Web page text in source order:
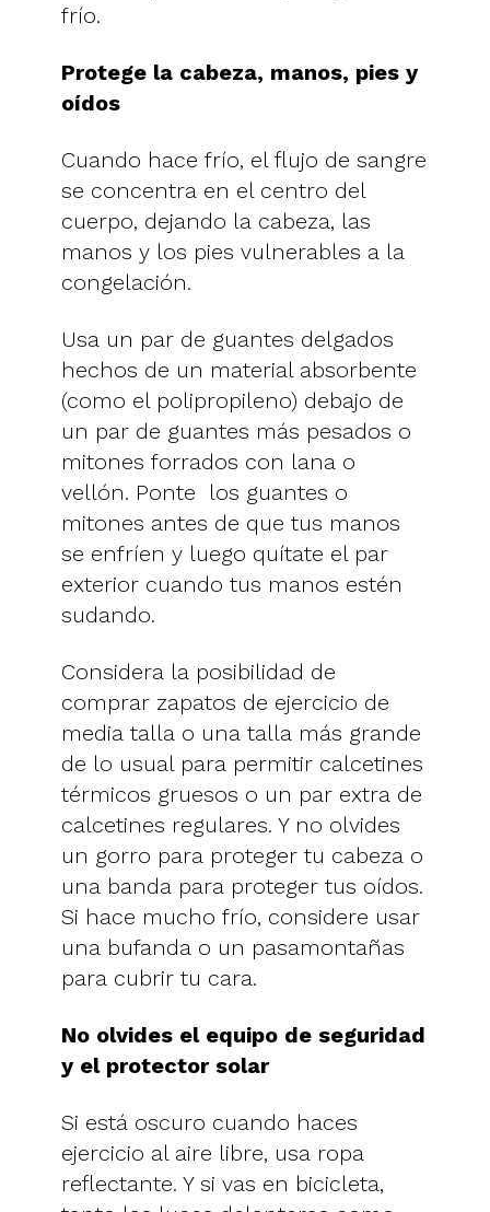
frío.
Protege la cabeza, manos, pies y
oídos
Cuando hace frío, el flujo de sangre
se concentra en el centro del
cuerpo, dejando la cabeza, las
manos y los pies vulnerables a la
congelación.
Usa un par de guantes delgados
hechos de un material absorbente
(como el polipropileno) debajo de
un par de guantes más pesados o
mitones forrados con lana o
vellón. Ponte los guantes o
mitones antes de que tus manos
se enfríen y luego quítate el par
exterior cuando tus manos estén
sudando.
Considera la posibilidad de
comprar zapatos de ejercicio de
media talla o una talla más grande
de lo usual para permitir calcetines
térmicos gruesos o un par extra de
calcetines regulares. Y no olvides
un gorro para proteger tu cabeza o
una banda para proteger tus oídos.
Si hace mucho frío, considere usar
una bufanda o un pasamontañas
para cubrir tu cara.
No olvides el equipo de seguridad
y el protector solar
Si está oscuro cuando haces
ejercicio al aire libre, usa ropa
reflectante. Y si vas en bicicleta,